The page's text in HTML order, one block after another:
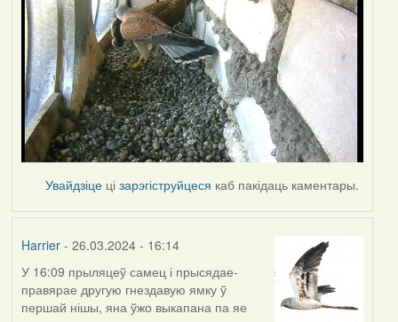
Увайдзіце цізарэгіструйцеся каб пакідаць каментары.
Harrier- 26.03.2024 - 16:14
У 16:09 прыляцеў самец і прысядае-
правярае другую гнездавую ямку ў
першай нішы, яна ўжо выкапана па яе